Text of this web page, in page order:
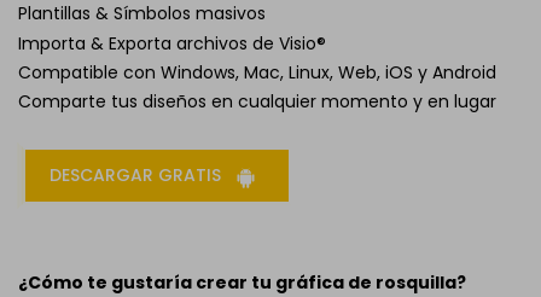
Plantillas & Símbolos masivos
Importa & Exporta archivos de Visio®
Compatible con Windows, Mac, Linux, Web, iOS y Android
Comparte tus diseños en cualquier momento y en lugar
DESCARGAR GRATIS
¿Cómo te gustaría crear tu gráfica de rosquilla?